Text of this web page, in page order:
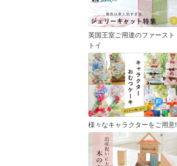
英国王室ご用達のファースト
トイ
様々なキャラクターをご用意!